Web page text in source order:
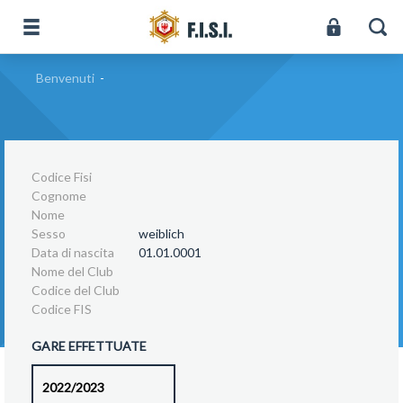
Benvenuti -
Codice Fisi
Cognome
Nome
Sesso
weiblich
Data di nascita
01.01.0001
Nome del Club
Codice del Club
Codice FIS
GARE EFFETTUATE